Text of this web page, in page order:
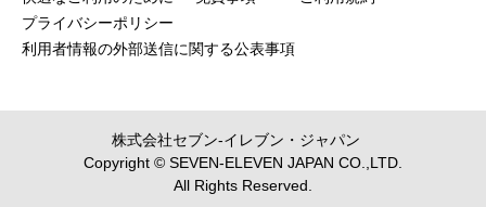
プライバシーポリシー
利用者情報の外部送信に関する公表事項
株式会社セブン‐イレブン・ジャパン
Copyright © SEVEN-ELEVEN JAPAN CO.,LTD.
All Rights Reserved.